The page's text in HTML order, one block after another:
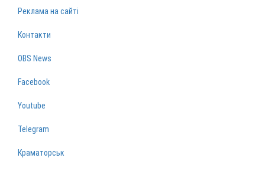
Реклама на сайті
Контакти
OBS News
Facebook
Youtube
Telegram
Краматорськ